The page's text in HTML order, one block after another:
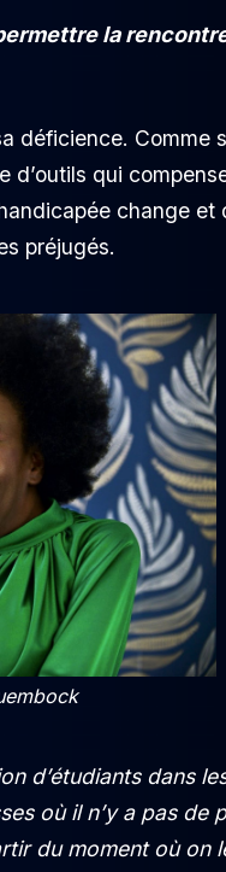
la
déficience. Comme
d’outils qui
change et
préjugés.
d’étudiants dans
où il n’y a pas de
du moment où on